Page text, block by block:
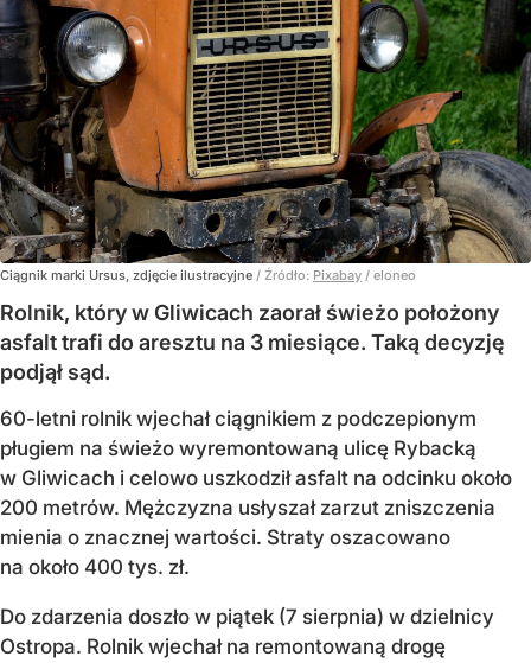
Ciągnik marki Ursus, zdjęcie ilustracyjne / Źródło: Pixabay / eloneo
Rolnik, który w Gliwicach zaorał świeżo położony
asfalt trafi do aresztu na 3 miesiące. Taką decyzję
podjął sąd.
60-letni rolnik wjechał ciągnikiem z podczepionym
pługiem na świeżo wyremontowaną ulicę Rybacką
w Gliwicach i celowo uszkodził asfalt na odcinku około
200 metrów. Mężczyzna usłyszał zarzut zniszczenia
mienia o znacznej wartości. Straty oszacowano
na około 400 tys. zł.
Do zdarzenia doszło w piątek (7 sierpnia) w dzielnicy
Ostropa. Rolnik wjechał na remontowaną drogę